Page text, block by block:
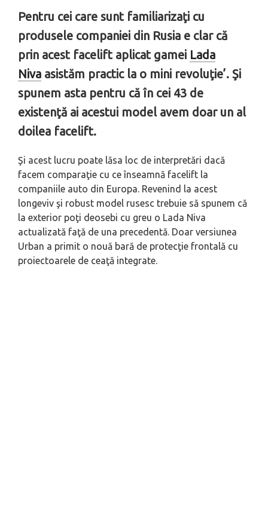
Pentru cei care sunt familiarizaţi cu
produsele companiei din Rusia e clar că
prin acest facelift aplicat gamei Lada
Niva asistăm practic la o mini revoluţie’. Şi
spunem asta pentru că în cei 43 de
existenţă ai acestui model avem doar un al
doilea facelift.
Şi acest lucru poate lăsa loc de interpretări dacă
facem comparaţie cu ce înseamnă facelift la
companiile auto din Europa. Revenind la acest
longeviv şi robust model rusesc trebuie să spunem că
la exterior poţi deosebi cu greu o Lada Niva
actualizată faţă de una precedentă. Doar versiunea
Urban a primit o nouă bară de protecţie frontală cu
proiectoarele de ceaţă integrate.